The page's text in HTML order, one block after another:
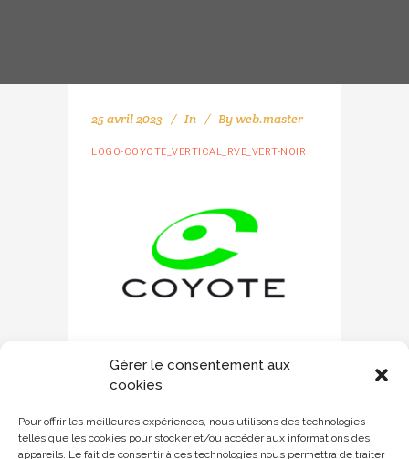
Gérer le consentement aux
cookies
Pour offrir les meilleures expériences, nous utilisons des technologies
telles que les cookies pour stocker et/ou accéder aux informations des
appareils. Le fait de consentir à ces technologies nous permettra de traiter
25 avril 2023 In Byweb.master
LOGO-COYOTE_VERTICAL_RVB_VERT-NOIR